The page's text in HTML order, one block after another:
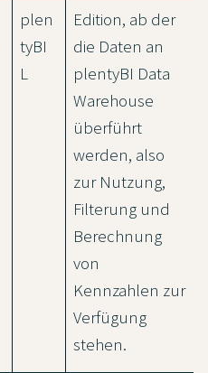
plen
tyBI
L
Edition, ab der
die Daten an
plentyBI Data
Warehouse
überführt
werden, also
zur Nutzung,
Filterung und
Berechnung
von
Kennzahlen zur
Verfügung
stehen.